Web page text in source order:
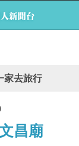
家去旅行
昌廟